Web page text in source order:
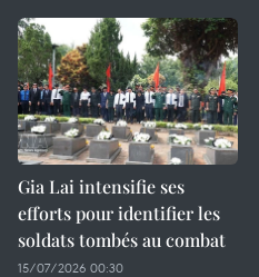
Gia Lai intensifie ses
efforts pour identifier les
soldats tombés au combat
15/07/2026 00:30